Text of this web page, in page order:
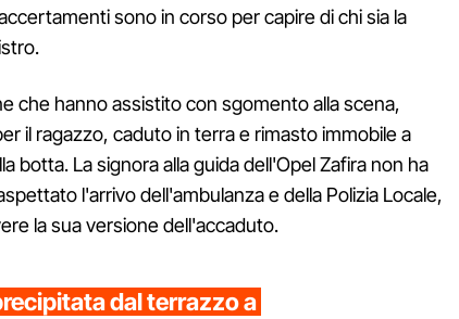
sono in corso per capire di chi sia la
che hanno assistito con sgomento alla scena,
il ragazzo, caduto in terra e rimasto immobile a
botta. La signora alla guida dell'Opel Zafira non ha
l'arrivo dell'ambulanza e della Polizia Locale,
la sua versione dell'accaduto.
dal terrazzo a